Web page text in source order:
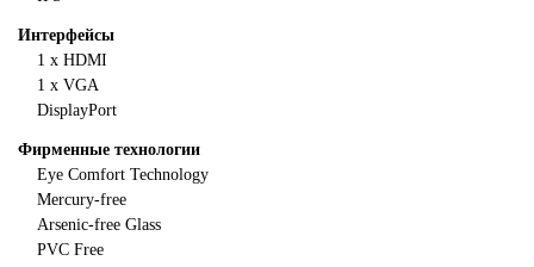
Интерфейсы
1 x HDMI
1 x VGA
DisplayPort
Фирменные технологии
Eye Comfort Technology
Mercury-free
Arsenic-free Glass
PVC Free